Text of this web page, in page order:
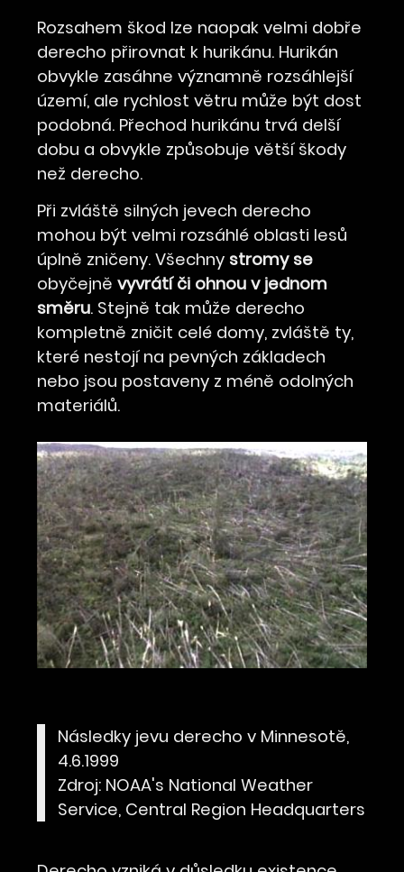
Rozsahem škod lze naopak velmi dobře
derecho přirovnat k hurikánu. Hurikán
obvykle zasáhne významně rozsáhlejší
území, ale rychlost větru může být dost
podobná. Přechod hurikánu trvá delší
dobu a obvykle způsobuje větší škody
než derecho.
Při zvláště silných jevech derecho
mohou být velmi rozsáhlé oblasti lesů
úplně zničeny. Všechny stromy se
obyčejněvyvrátí či ohnou v jednom
směru. Stejně tak může derecho
kompletně zničit celé domy, zvláště ty,
které nestojí na pevných základech
nebo jsou postaveny z méně odolných
materiálů.
Následky jevu derecho v Minnesotě,
4.6.1999
Zdroj: NOAA's National Weather
Service, Central Region Headquarters